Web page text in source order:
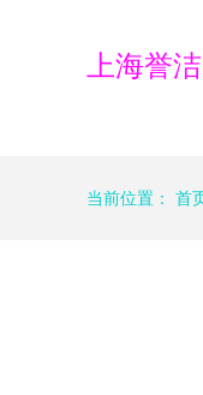
上海誉
当前位置： 首